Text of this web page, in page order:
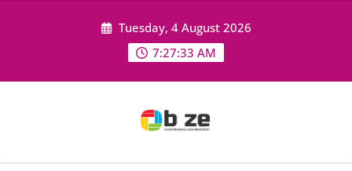
Tuesday, 4 August 2026
7:27:33 AM